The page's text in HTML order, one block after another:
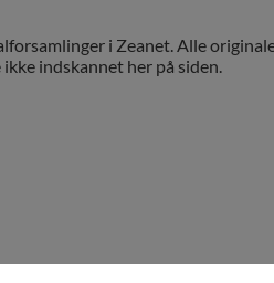
i Zeanet. Alle
indskannet her på siden.